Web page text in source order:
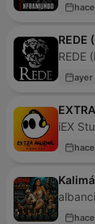
REDE
REDE
ayer
iEX